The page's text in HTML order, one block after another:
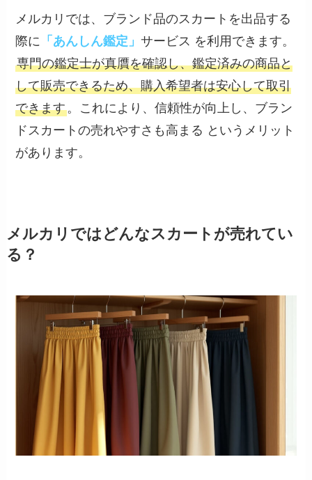
メルカリでは、ブランド品のスカートを出品する
際に 「あんしん鑑定」サービス を利用できます。
専門の鑑定士が真贋を確認し、鑑定済みの商品と
して販売できるため、購入希望者は安心して取引
できます。これにより、信頼性が向上し、ブラン
ドスカートの売れやすさも高まる というメリット
があります。
メルカリではどんなスカートが売れてい
る？